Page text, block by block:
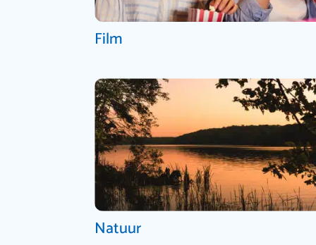
Film
Natuur